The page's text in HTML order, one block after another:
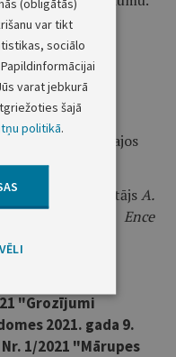
punktu.
punktu šādā
izdotus
ja normatīvajos
citādi."
priekšsēdētājsA.
Ence
"Grozījumi
2021. gada 9.
1/2021 "Mārupes
var tikt
sociālo
varat jebkurā
šajā
politikā.